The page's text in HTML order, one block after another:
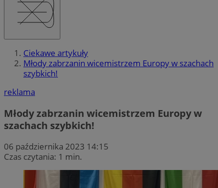
Ciekawe artykuły
Młody zabrzanin wicemistrzem Europy w szachach
szybkich!
reklama
Młody zabrzanin wicemistrzem Europy w
szachach szybkich!
06 października 2023 14:15
Czas czytania: 1 min.